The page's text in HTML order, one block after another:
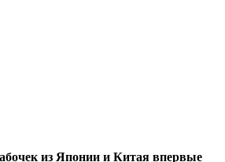
из Японии и Китая впервые